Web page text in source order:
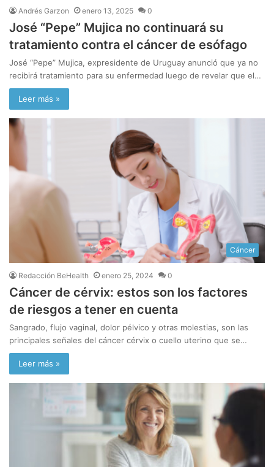
Andrés Garzon enero 13, 2025 0
José “Pepe” Mujica no continuará su
tratamiento contra el cáncer de esófago
José “Pepe” Mujica, expresidente de Uruguay anunció que ya no
recibirá tratamiento para su enfermedad luego de revelar que el…
Leer más »
Cáncer
Redacción BeHealth enero 25, 2024 0
Cáncer de cérvix: estos son los factores
de riesgos a tener en cuenta
Sangrado, flujo vaginal, dolor pélvico y otras molestias, son las
principales señales del cáncer cérvix o cuello uterino que se…
Leer más »